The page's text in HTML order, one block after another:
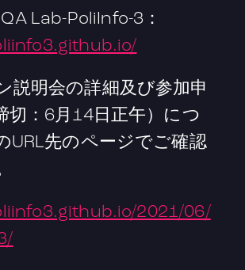
Lab-PoliInfo-3：
説明会の詳細及び参加申
切：6月14日正午）につ
URL先のページでご確認
2021/06/